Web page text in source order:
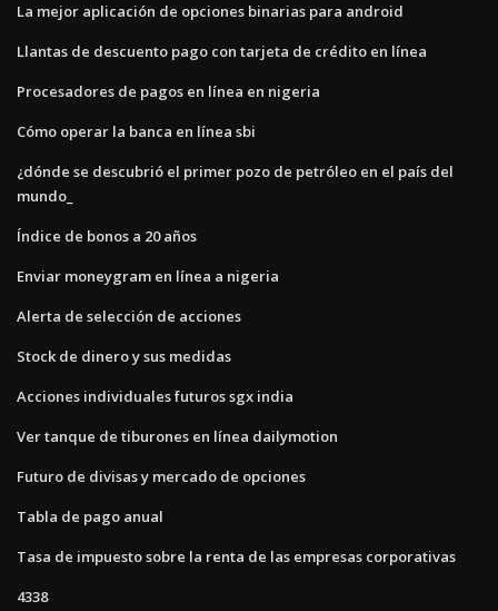
La mejor aplicación de opciones binarias para android
Llantas de descuento pago con tarjeta de crédito en línea
Procesadores de pagos en línea en nigeria
Cómo operar la banca en línea sbi
¿dónde se descubrió el primer pozo de petróleo en el país del
mundo_
Índice de bonos a 20 años
Enviar moneygram en línea a nigeria
Alerta de selección de acciones
Stock de dinero y sus medidas
Acciones individuales futuros sgx india
Ver tanque de tiburones en línea dailymotion
Futuro de divisas y mercado de opciones
Tabla de pago anual
Tasa de impuesto sobre la renta de las empresas corporativas
4338